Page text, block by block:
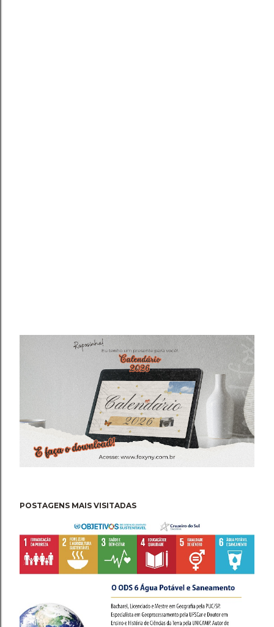
POSTAGENS MAIS VISITADAS